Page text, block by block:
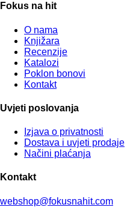
Fokus na hit
O nama
Knjižara
Recenzije
Katalozi
Poklon bonovi
Kontakt
Uvjeti poslovanja
Izjava o privatnosti
Dostava i uvjeti prodaje
Načini plaćanja
Kontakt
webshop@fokusnahit.com